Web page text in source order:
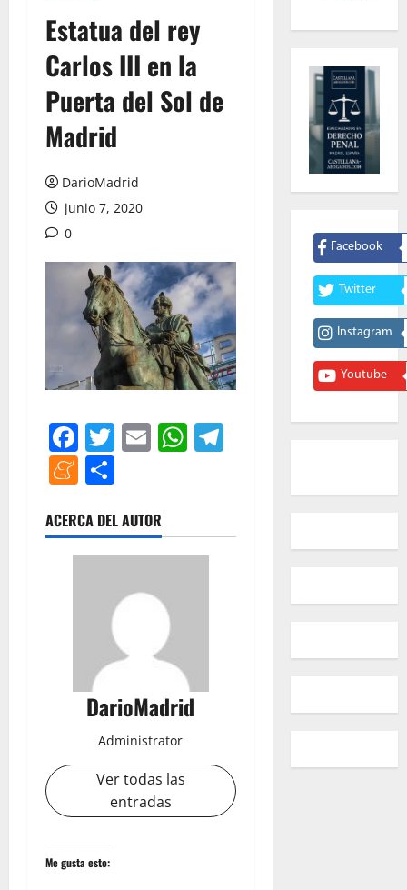
Estatua del rey
Carlos III en la
Puerta del Sol de
Madrid
DarioMadrid
junio 7, 2020
0
Facebook
Twitter
EmailWhatsApp
Telegram
Meneame
ACERCA DEL AUTOR
DarioMadrid
Administrator
Ver todas las
entradas
Me gusta esto:
Facebook
Twitter
Instagram
Youtube